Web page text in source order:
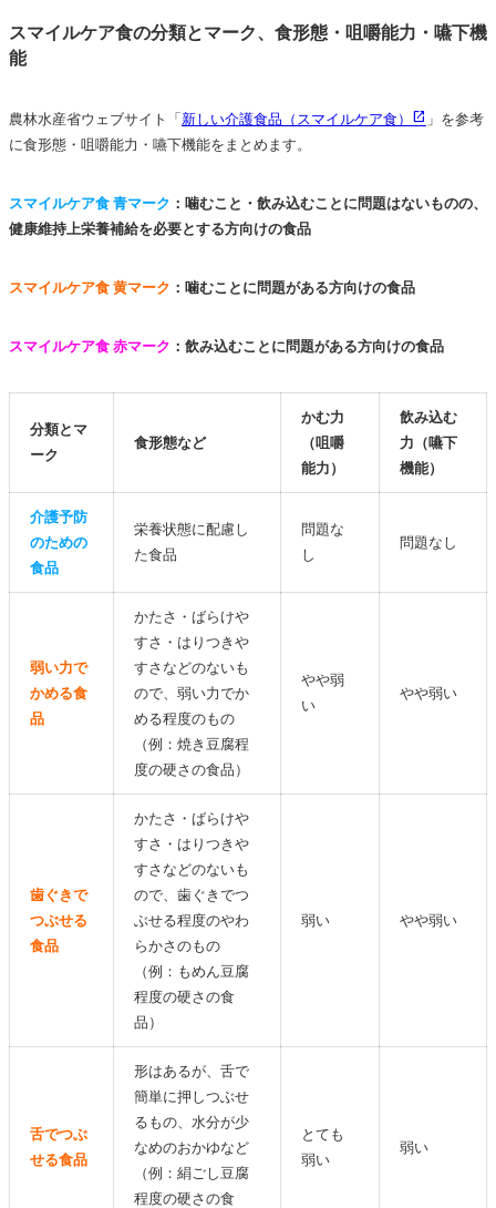
スマイルケア食の分類とマーク、食形態・咀嚼能力・嚥下機
能
農林水産省ウェブサイト「 新しい介護食品（スマイルケア食）
」を参考
に食形態・咀嚼能力・嚥下機能をまとめます。
スマイルケア食 青マーク ：噛むこと・飲み込むことに問題はないものの、
健康維持上栄養補給を必要とする方向けの食品
スマイルケア食 黄マーク ：噛むことに問題がある方向けの食品
スマイルケア食 赤マーク ：飲み込むことに問題がある方向けの食品
分類とマ
ーク
食形態など
かむ力
（咀嚼
能力）
飲み込む
力（嚥下
機能）
介護予防
のための
食品
栄養状態に配慮し
た食品
問題な
し
問題なし
弱い力で
かめる食
品
かたさ・ばらけや
すさ・はりつきや
すさなどのないも
ので、弱い力でか
める程度のもの
（例：焼き豆腐程
度の硬さの食品）
やや弱
い
やや弱い
歯ぐきで
つぶせる
食品
かたさ・ばらけや
すさ・はりつきや
すさなどのないも
ので、歯ぐきでつ
ぶせる程度のやわ
らかさのもの
（例：もめん豆腐
程度の硬さの食
品）
弱い やや弱い
舌でつぶ
せる食品
形はあるが、舌で
簡単に押しつぶせ
るもの、水分が少
なめのおかゆなど
（例：絹ごし豆腐
程度の硬さの食
とても
弱い
弱い